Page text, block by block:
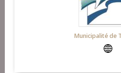
Municipalité de